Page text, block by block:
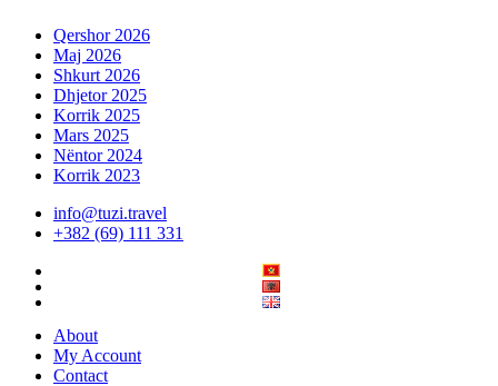
Qershor 2026
Maj 2026
Shkurt 2026
Dhjetor 2025
Korrik 2025
Mars 2025
Nëntor 2024
Korrik 2023
info@tuzi.travel
+382 (69) 111 331
About
My Account
Contact